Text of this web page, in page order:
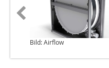
Bild: Airflow